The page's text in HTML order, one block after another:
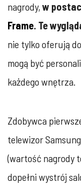
nagrody, w
Frame. Te
nie tylko oferują
mogą być
każdego wnętrza.
Zdobywca
telewizor
(wartość nagrody
dopełni wystrój